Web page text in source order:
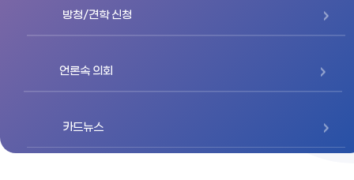
방청/견학 신청
언론속 의회
카드뉴스